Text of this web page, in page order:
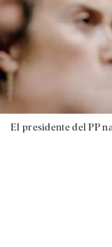
El presidente del PP